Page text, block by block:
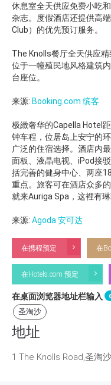
休息室全天供应免费小吃
杂志。度假酒店还提供高
Club）的优先预订服务。
The Knolls餐厅全天供应
位于一幢殖民地风格建筑
台座位。
来源: Booking.com 缤客
极緻奢华的Capella Hotel
钟车程，位居岛上安宁的
广泛的住宿选择。酒店内
面板、液晶电视、iPod接
括完善的健身中心、两座
重点。旅客可在酒店众多
就来Auriga Spa，这裡有
来源: Agoda 安可达
在携程预定 在
在Hotels.com 预定
在桌面浏览器地址栏输入
圣淘沙
地址
1 The Knolls Road,圣淘